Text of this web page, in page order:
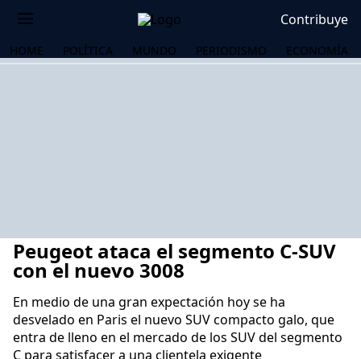
Contribuye
HOME POLÍTICA MUNDO PERIODISMO ECONOMÍA
Peugeot ataca el segmento C-SUV
con el nuevo 3008
En medio de una gran expectación hoy se ha
desvelado en Paris el nuevo SUV compacto galo, que
entra de lleno en el mercado de los SUV del segmento
C para satisfacer a una clientela exigente